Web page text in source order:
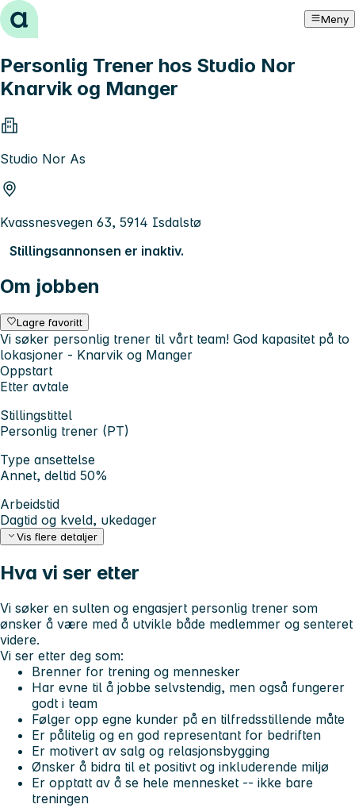
Hopp til innhold Meny
Personlig Trener hos Studio Nor
Knarvik og Manger
Studio Nor As
Kvassnesvegen 63, 5914 Isdalstø
Stillingsannonsen er inaktiv.
Om jobben
Lagre favoritt
Vi søker personlig trener til vårt team! God kapasitet på to
lokasjoner - Knarvik og Manger
Oppstart
Etter avtale
Stillingstittel
Personlig trener (PT)
Type ansettelse
Annet, deltid 50%
Arbeidstid
Dagtid og kveld, ukedager
Vis flere detaljer
Hva vi ser etter
Vi søker en sulten og engasjert personlig trener som
ønsker å være med å utvikle både medlemmer og senteret
videre.
Vi ser etter deg som:
Brenner for trening og mennesker
Har evne til å jobbe selvstendig, men også fungerer
godt i team
Følger opp egne kunder på en tilfredsstillende måte
Er pålitelig og en god representant for bedriften
Er motivert av salg og relasjonsbygging
Ønsker å bidra til et positivt og inkluderende miljø
Er opptatt av å se hele mennesket -- ikke bare
treningen